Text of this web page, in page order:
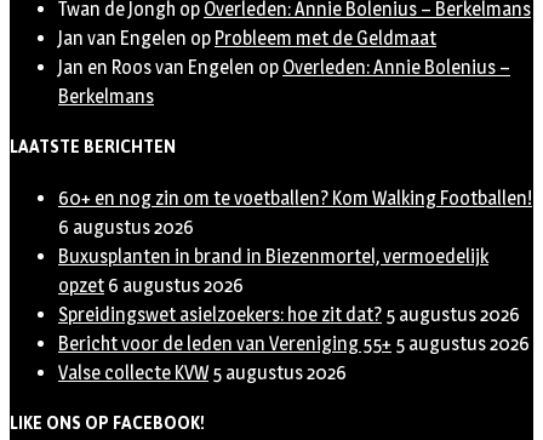
Twan de Jongh op Overleden: Annie Bolenius – Berkelmans
Jan van Engelen op Probleem met de Geldmaat
Jan en Roos van Engelen op Overleden: Annie Bolenius –
Berkelmans
LAATSTE BERICHTEN
60+ en nog zin om te voetballen? Kom Walking Footballen!
6 augustus 2026
Buxusplanten in brand in Biezenmortel, vermoedelijk
opzet 6 augustus 2026
Spreidingswet asielzoekers: hoe zit dat? 5 augustus 2026
Bericht voor de leden van Vereniging 55+ 5 augustus 2026
Valse collecte KVW 5 augustus 2026
LIKE ONS OP FACEBOOK!